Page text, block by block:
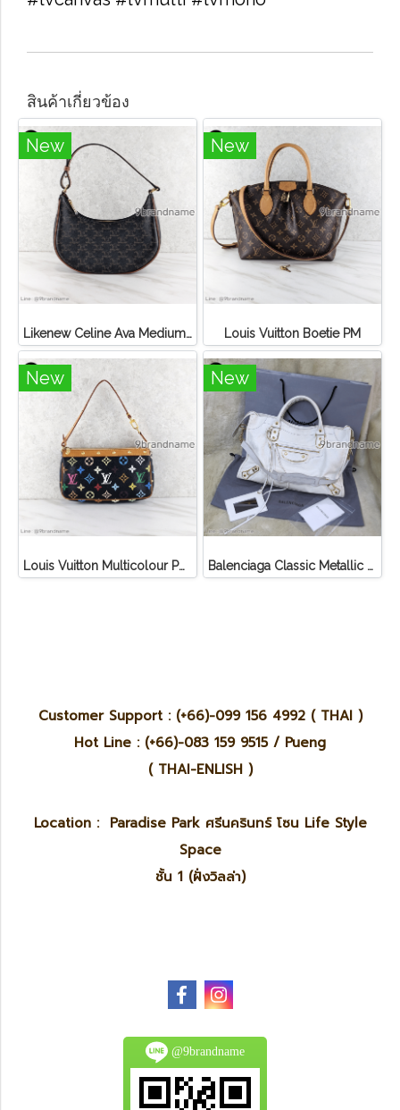
สินค้าเกี่ยวข้อง
New
Likenew Celine Ava Medium Triomphe Canvas
New
Louis Vuitton Boetie PM
New
Louis Vuitton Multicolour Pochette Canvas
New
Balenciaga Classic Metallic Edge City Bag
Customer Support : (+66)-099 156 4992 ( THAI )
Hot Line : (+66)-083 159 9515 / Pueng
( THAI-ENLISH )
Location : Paradise Park ศรีนครินทร์ โซน Life Style
Space
ชั้น 1 (ฝั่งวิลล่า)
@9brandname